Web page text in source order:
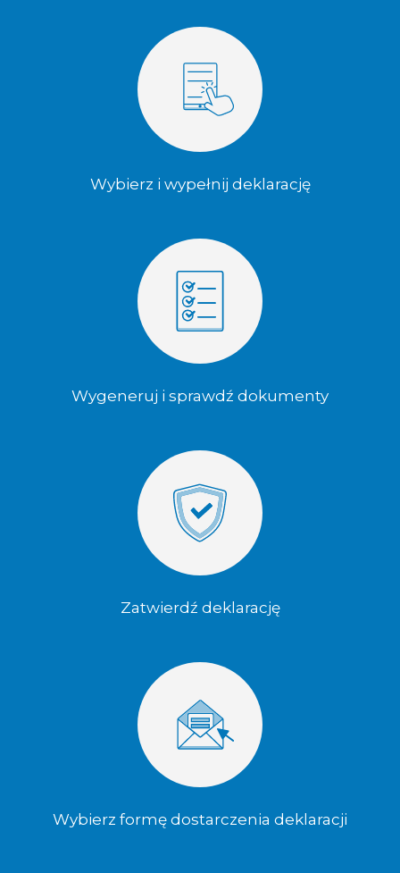
Wybierz i wypełnij deklarację
Wygeneruj i sprawdź dokumenty
Zatwierdź deklarację
Wybierz formę dostarczenia deklaracji